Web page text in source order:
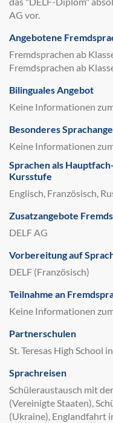
AG vor.
Angebotene
Fremdsprachen ab
Fremdsprachen ab
Bilinguales Angebot
Keine Informationen
Besonderes
Keine Informationen
Sprachen als
Kursstufe
Englisch, Französisch,
Zusatzangebote
DELF AG
Vorbereitung auf
DELF (Französisch)
Teilnahme an
Keine Informationen
Partnerschulen
St. Teresas High School
Sprachreisen
Schüleraustausch mit
(Vereinigte Staaten),
(Ukraine), Englandfahrt